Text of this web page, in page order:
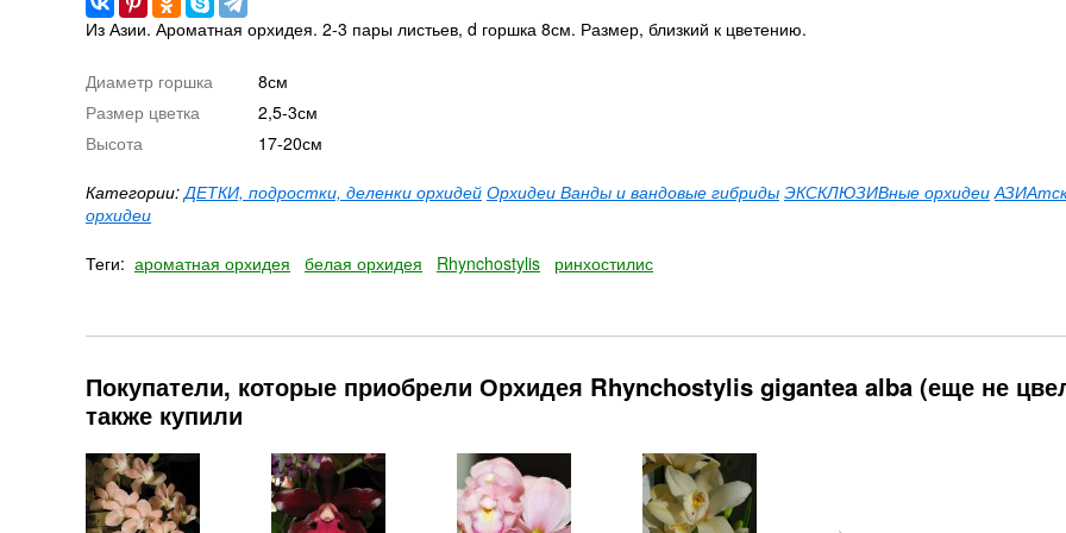
Из Азии. Ароматная орхидея. 2-3 пары листьев, d горшка 8см. Размер, близкий к цветению.
Диаметр горшка
8см
Размер цветка
2,5-3см
Высота
17-20см
Категории:ДЕТКИ, подростки, деленки орхидей Орхидеи Ванды и вандовые гибриды ЭКСКЛЮЗИВные орхидеи
орхидеи
Теги: ароматная орхидея белая орхидея Rhynchostylis ринхостилис
Покупатели, которые приобрели Орхидея Rhynchostylis gigantea alba (еще не
также купили